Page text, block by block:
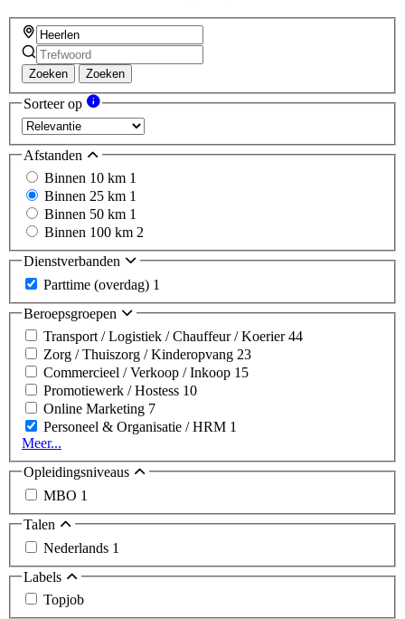
Zoeken Zoeken
Sorteer op
Afstanden
Binnen 10 km 1
Binnen 25 km 1
Binnen 50 km 1
Binnen 100 km 2
Dienstverbanden
Parttime (overdag) 1
Beroepsgroepen
Transport / Logistiek / Chauffeur / Koerier44
Zorg / Thuiszorg / Kinderopvang 23
Commercieel / Verkoop / Inkoop 15
Promotiewerk / Hostess 10
Online Marketing 7
Personeel & Organisatie / HRM 1
Meer...
Opleidingsniveaus
MBO 1
Talen
Nederlands 1
Labels
Topjob